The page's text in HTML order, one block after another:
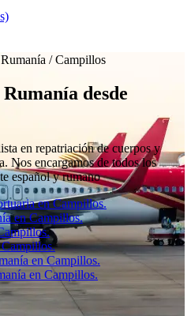
/Campillos
desde
en repatriación de cuerpos y
Nos encargamos de todos los
español y rumano
en Campillos.
en Campillos.
en Campillos.
en Campillos.